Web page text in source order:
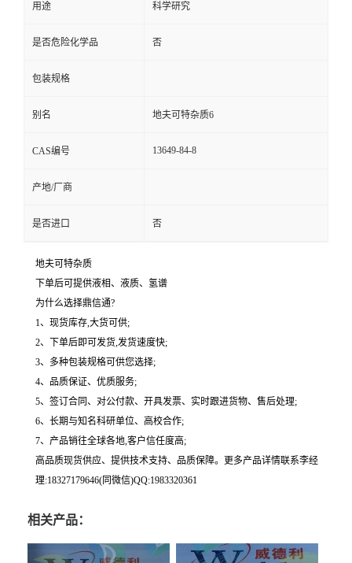
用途 科学研究
是否危险化学品 否
包装规格
别名 地夫可特杂质6
CAS编号 13649-84-8
产地/厂商
是否进口 否
地夫可特杂质
下单后可提供液相、液质、氢谱
为什么选择鼎信通?
1、现货库存,大货可供;
2、下单后即可发货,发货速度快;
3、多种包装规格可供您选择;
4、品质保证、优质服务;
5、签订合同、对公付款、开具发票、实时跟进货物、售后处理;
6、长期与知名科研单位、高校合作;
7、产品销往全球各地,客户信任度高;
高品质现货供应、提供技术支持、品质保障。更多产品详情联系李经
理:18327179646(同微信)QQ:1983320361
相关产品：